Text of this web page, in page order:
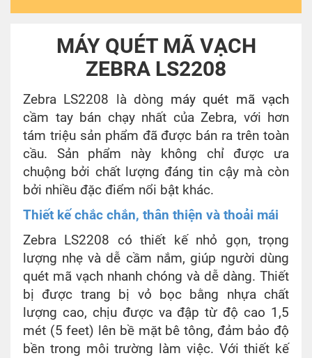
MÁY QUÉT MÃ VẠCH
ZEBRA LS2208
Zebra LS2208 là dòng máy quét mã vạch
cầm tay bán chạy nhất của Zebra, với hơn
tám triệu sản phẩm đã được bán ra trên toàn
cầu. Sản phẩm này không chỉ được ưa
chuộng bởi chất lượng đáng tin cậy mà còn
bởi nhiều đặc điểm nổi bật khác.
Thiết kế chắc chắn, thân thiện và thoải mái
Zebra LS2208 có thiết kế nhỏ gọn, trọng
lượng nhẹ và dễ cầm nắm, giúp người dùng
quét mã vạch nhanh chóng và dễ dàng. Thiết
bị được trang bị vỏ bọc bằng nhựa chất
lượng cao, chịu được va đập từ độ cao 1,5
mét (5 feet) lên bề mặt bê tông, đảm bảo độ
bền trong môi trường làm việc. Với thiết kế